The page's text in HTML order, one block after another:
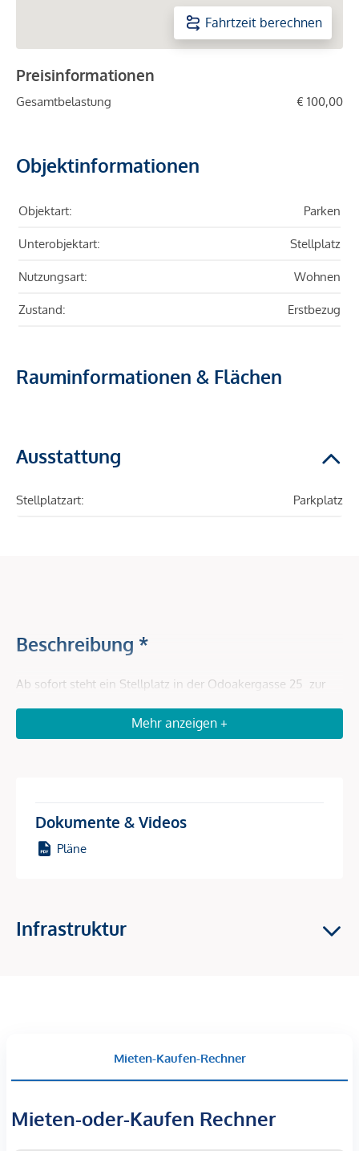
Fahrtzeit berechnen
Preisinformationen
Gesamtbelastung € 100,00
Objektinformationen
Objektart: Parken
Unterobjektart: Stellplatz
Nutzungsart: Wohnen
Zustand: Erstbezug
Rauminformationen & Flächen
Ausstattung
Stellplatzart: Parkplatz
Beschreibung *
Ab sofort steht ein Stellplatz in der Odoakergasse 25 zur
angebundenen Lage und sichern Sie sich Ihren Stellplatz.
Finanzamt
Der Vermittler ist als Doppelmakler tätig.
Klinik <775m
Mehr anzeigen +
Dokumente & Videos
Pläne
Infrastruktur
Mieten-Kaufen-Rechner
Mieten-oder-Kaufen Rechner